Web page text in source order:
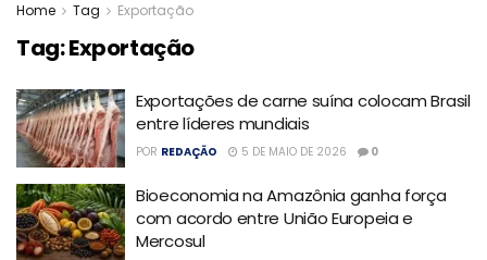
Home Tag Exportação
Tag:Exportação
Exportações de carne suína colocam Brasil
entre líderes mundiais
POR REDAÇÃO 5 DE MAIO DE 2026 0
Bioeconomia na Amazônia ganha força
com acordo entre União Europeia e
Mercosul